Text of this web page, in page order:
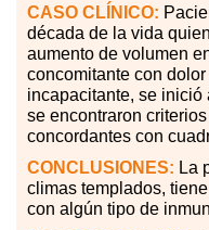
CASO CLÍNICO:
década de la vida
aumento de volumen
concomitante con
incapacitante, se
se encontraron
concordantes con
CONCLUSIONES: La
climas templados,
con algún tipo de